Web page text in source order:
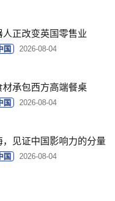
正改变英国零售业
国 2026-08-04
材承包西方高端餐桌
国 2026-08-04
见证中国影响力的分量
国 2026-08-04